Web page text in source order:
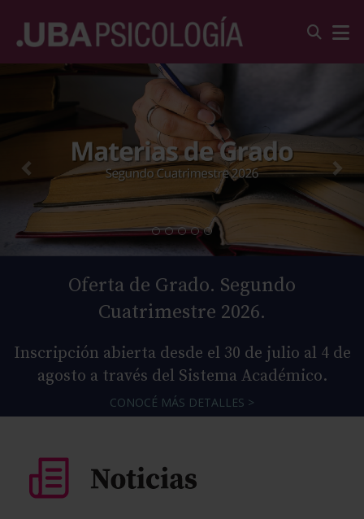
Oferta de Grado. Segundo
Cuatrimestre 2026.
Inscripción abierta desde el 30 de julio al 4 de
agosto a través del Sistema Académico.
CONOCÉ MÁS DETALLES >